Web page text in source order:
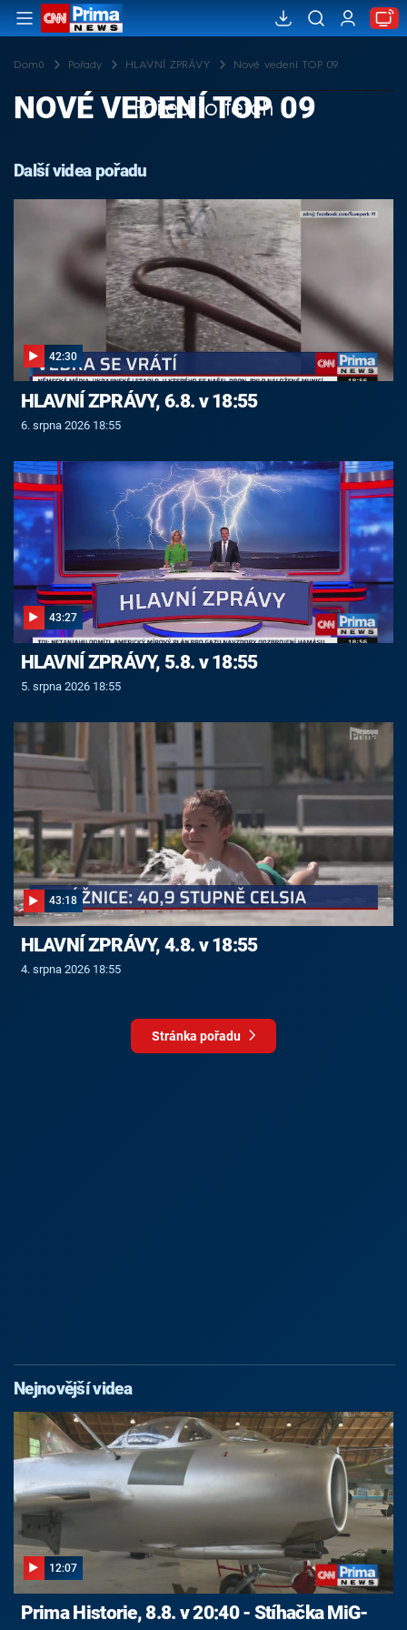
Domů Pořady HLAVNÍ ZPRÁVY Nové vedení TOP 09
Failed to fetch
NOVÉ VEDENÍ TOP 09
Další videa pořadu
42:30
HLAVNÍ ZPRÁVY, 6.8. v 18:55
6. srpna 2026 18:55
43:27
HLAVNÍ ZPRÁVY, 5.8. v 18:55
5. srpna 2026 18:55
43:18
HLAVNÍ ZPRÁVY, 4.8. v 18:55
4. srpna 2026 18:55
Stránka pořadu
Nejnovější videa
12:07
Prima Historie, 8.8. v 20:40 - Stíhačka MiG-